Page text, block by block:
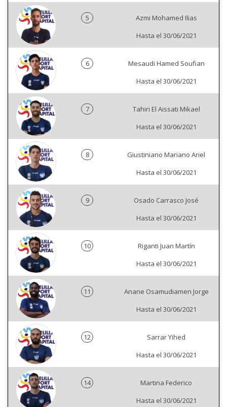
5
Azmi Mohamed Ilias
Hasta el 30/06/2021
6
Mesaudi Hamed Soufian
Hasta el 30/06/2021
7
Tahiri El Aissati Mikael
Hasta el 30/06/2021
8
Giustiniano Mariano Ariel
Hasta el 30/06/2021
9
Osado Carrasco José
Hasta el 30/06/2021
10
Riganti Juan Martín
Hasta el 30/06/2021
11
Anane Osamudiamen Jorge
Hasta el 30/06/2021
12
Sarrar Yihed
Hasta el 30/06/2021
14
Martina Federico
Hasta el 30/06/2021